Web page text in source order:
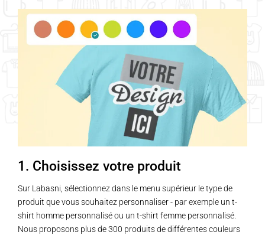
1. Choisissez votre produit
Sur Labasni, sélectionnez dans le menu supérieur le type de
produit que vous souhaitez personnaliser - par exemple un t-
shirt homme personnalisé ou un t-shirt femme personnalisé.
Nous proposons plus de 300 produits de différentes couleurs